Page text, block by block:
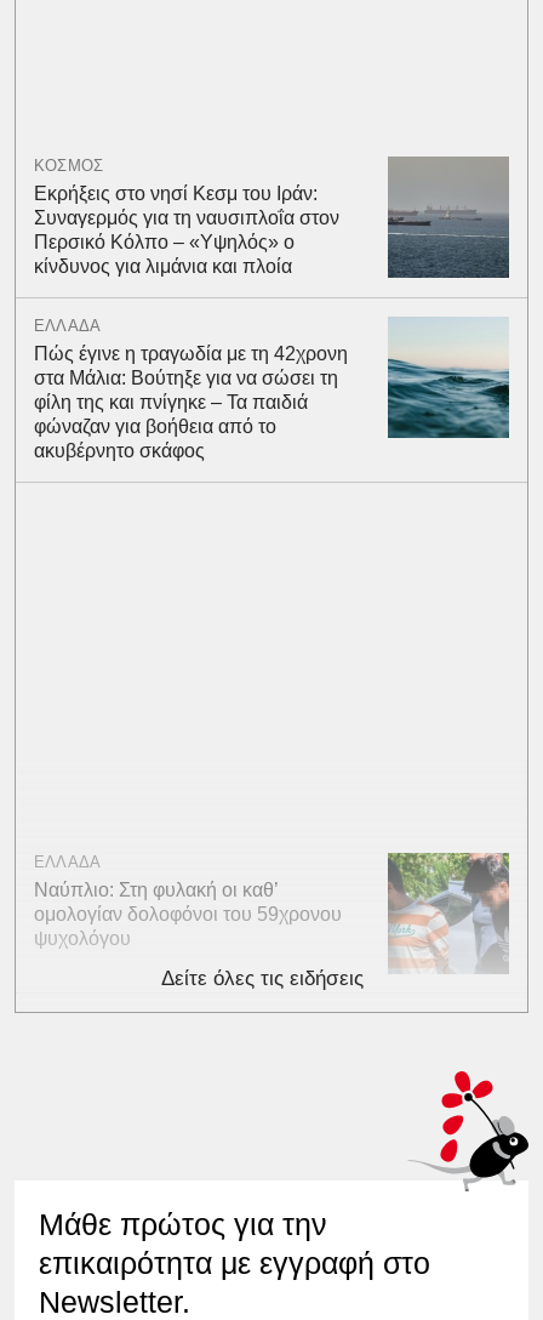
ΚΟΣΜΟΣ
Εκρήξεις στο νησί Κεσμ του Ιράν:
Συναγερμός για τη ναυσιπλοΐα στον
Περσικό Κόλπο – «Υψηλός» ο
κίνδυνος για λιμάνια και πλοία
ΕΛΛΑΔΑ
Πώς έγινε η τραγωδία με τη 42χρονη
στα Μάλια: Βούτηξε για να σώσει τη
φίλη της και πνίγηκε – Τα παιδιά
φώναζαν για βοήθεια από το
ακυβέρνητο σκάφος
ΕΛΛΑΔΑ
Ναύπλιο: Στη φυλακή οι καθ’
ομολογίαν δολοφόνοι του 59χρονου
ψυχολόγου
Δείτε όλες τις ειδήσεις
Μάθε πρώτος για την
επικαιρότητα με εγγραφή στο
Newsletter.